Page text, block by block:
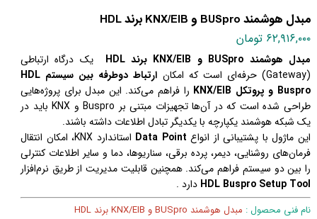
مبدل هوشمند BUSpro و KNX/EIB برند HDL
۶۲,۹۱۶,۰۰۰ تومان
مبدل هوشمند BUSpro و KNX/EIB برند HDL
یک درگاه ارتباطی
(Gateway) حرفه‌ای است که امکان
ارتباط دوطرفه بین سیستم HDL
Buspro و پروتکل KNX/EIB
را فراهم می‌کند. این مبدل برای پروژه‌هایی
طراحی شده است که در آن‌ها تجهیزات مبتنی بر Buspro و KNX باید در
یک شبکه هوشمند یکپارچه با یکدیگر تبادل اطلاعات داشته باشند.
این ماژول با پشتیبانی از انواع Data Point
استاندارد KNX، امکان انتقال
فرمان‌های روشنایی، دیمر، پرده برقی، سناریوها، دما و سایر اطلاعات کنترلی
را بین دو سیستم فراهم می‌کند. همچنین قابلیت مدیریت از طریق نرم‌افزار
HDL Buspro Setup Tool دارد .
نام فنی محصول : مبدل هوشمند BUSpro و KNX/EIB برند HDL